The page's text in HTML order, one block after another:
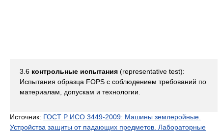
3.6 контрольные испытания (representative test):
Испытания образца FOPS с соблюдением требований по
материалам, допускам и технологии.
Источник: ГОСТ Р ИСО 3449-2009: Машины землеройные.
Устройства защиты от падающих предметов. Лабораторные